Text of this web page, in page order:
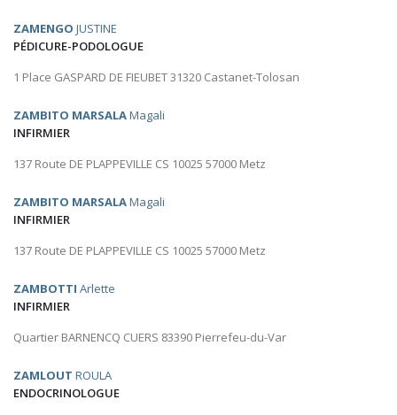
ZAMENGO JUSTINE
PÉDICURE-PODOLOGUE
1 Place GASPARD DE FIEUBET 31320 Castanet-Tolosan
ZAMBITO MARSALAMagali
INFIRMIER
137 Route DE PLAPPEVILLE CS 10025 57000 Metz
ZAMBITO MARSALAMagali
INFIRMIER
137 Route DE PLAPPEVILLE CS 10025 57000 Metz
ZAMBOTTI Arlette
INFIRMIER
Quartier BARNENCQ CUERS 83390 Pierrefeu-du-Var
ZAMLOUT ROULA
ENDOCRINOLOGUE